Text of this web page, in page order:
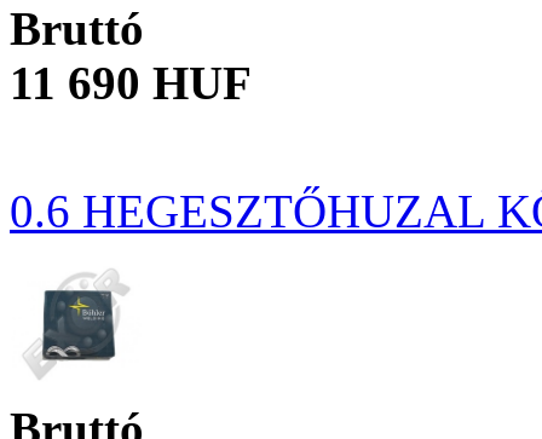
Bruttó
11 690 HUF
0.6 HEGESZTŐHUZAL
Bruttó